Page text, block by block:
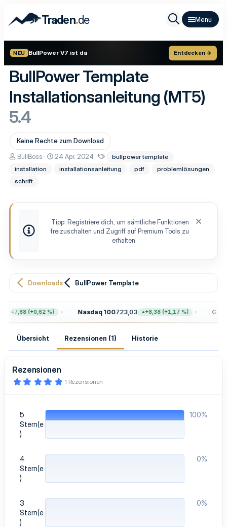
Traden.de
NEU BullPower V7 ist da Entdecken →
BullPower Template
Installationsanleitung (MT5)
5.4
Keine Rechte zum Download
A
t
o
BullBoss
D
r
t
e
n
24 Apr. 2024
h
w
r
t
e
bullpower template
installation
installationsanleitung pdf
problemlösungen
schrift
Tipp: Registriere dich, um sämtliche Funktionen
freizuschalten und Zugriff auf Premium Tools zu
erhalten.
Downloads BullPower Template
+47,68 (+0,62 %) Nasdaq 100723,03 +8,38 (+1,17 %) Gold
Übersicht Rezensionen (1) Historie
Rezensionen
5
0
S
t
n
e
1 Rezensionen
5
Stern(e
)
100%
4
Stern(e
)
0%
3
Stern(e
)
0%